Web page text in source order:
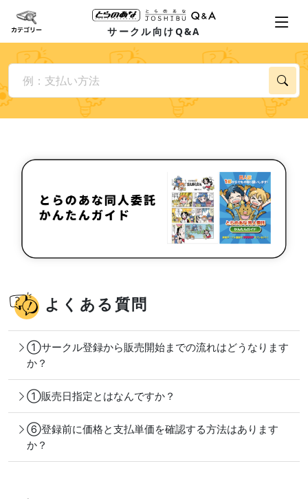
サークル向けQ&A
よくある質問
①サークル登録から販売開始までの流れはどうなります
か？
①販売日指定とはなんですか？
⑥登録前に価格と支払単価を確認する方法はあります
か？